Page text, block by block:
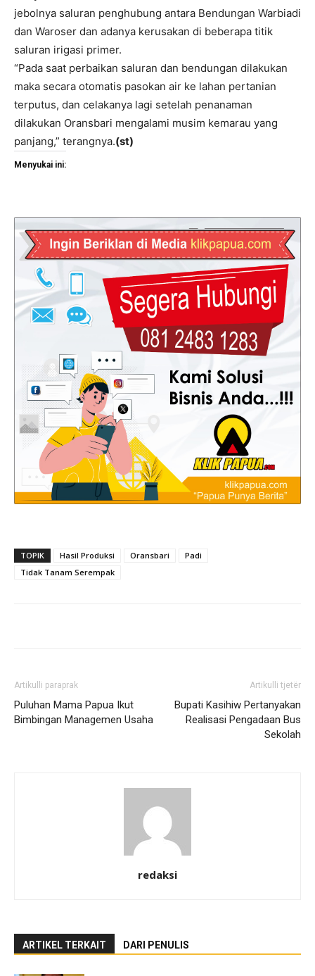
jebolnya saluran penghubung antara Bendungan Warbiadi
dan Waroser dan adanya kerusakan di beberapa titik
saluran irigasi primer.
“Pada saat perbaikan saluran dan bendungan dilakukan
maka secara otomatis pasokan air ke lahan pertanian
terputus, dan celakanya lagi setelah penanaman
dilakukan Oransbari mengalami musim kemarau yang
panjang,” terangnya.(st)
Menyukai ini:
TOPIK Hasil Produksi Oransbari
Padi
Tidak Tanam Serempak
Artikulli paraprak
Puluhan Mama Papua Ikut
Bimbingan Managemen Usaha
Artikulli tjetër
Bupati Kasihiw Pertanyakan
Realisasi Pengadaan Bus
Sekolah
redaksi
ARTIKEL TERKAIT DARI PENULIS